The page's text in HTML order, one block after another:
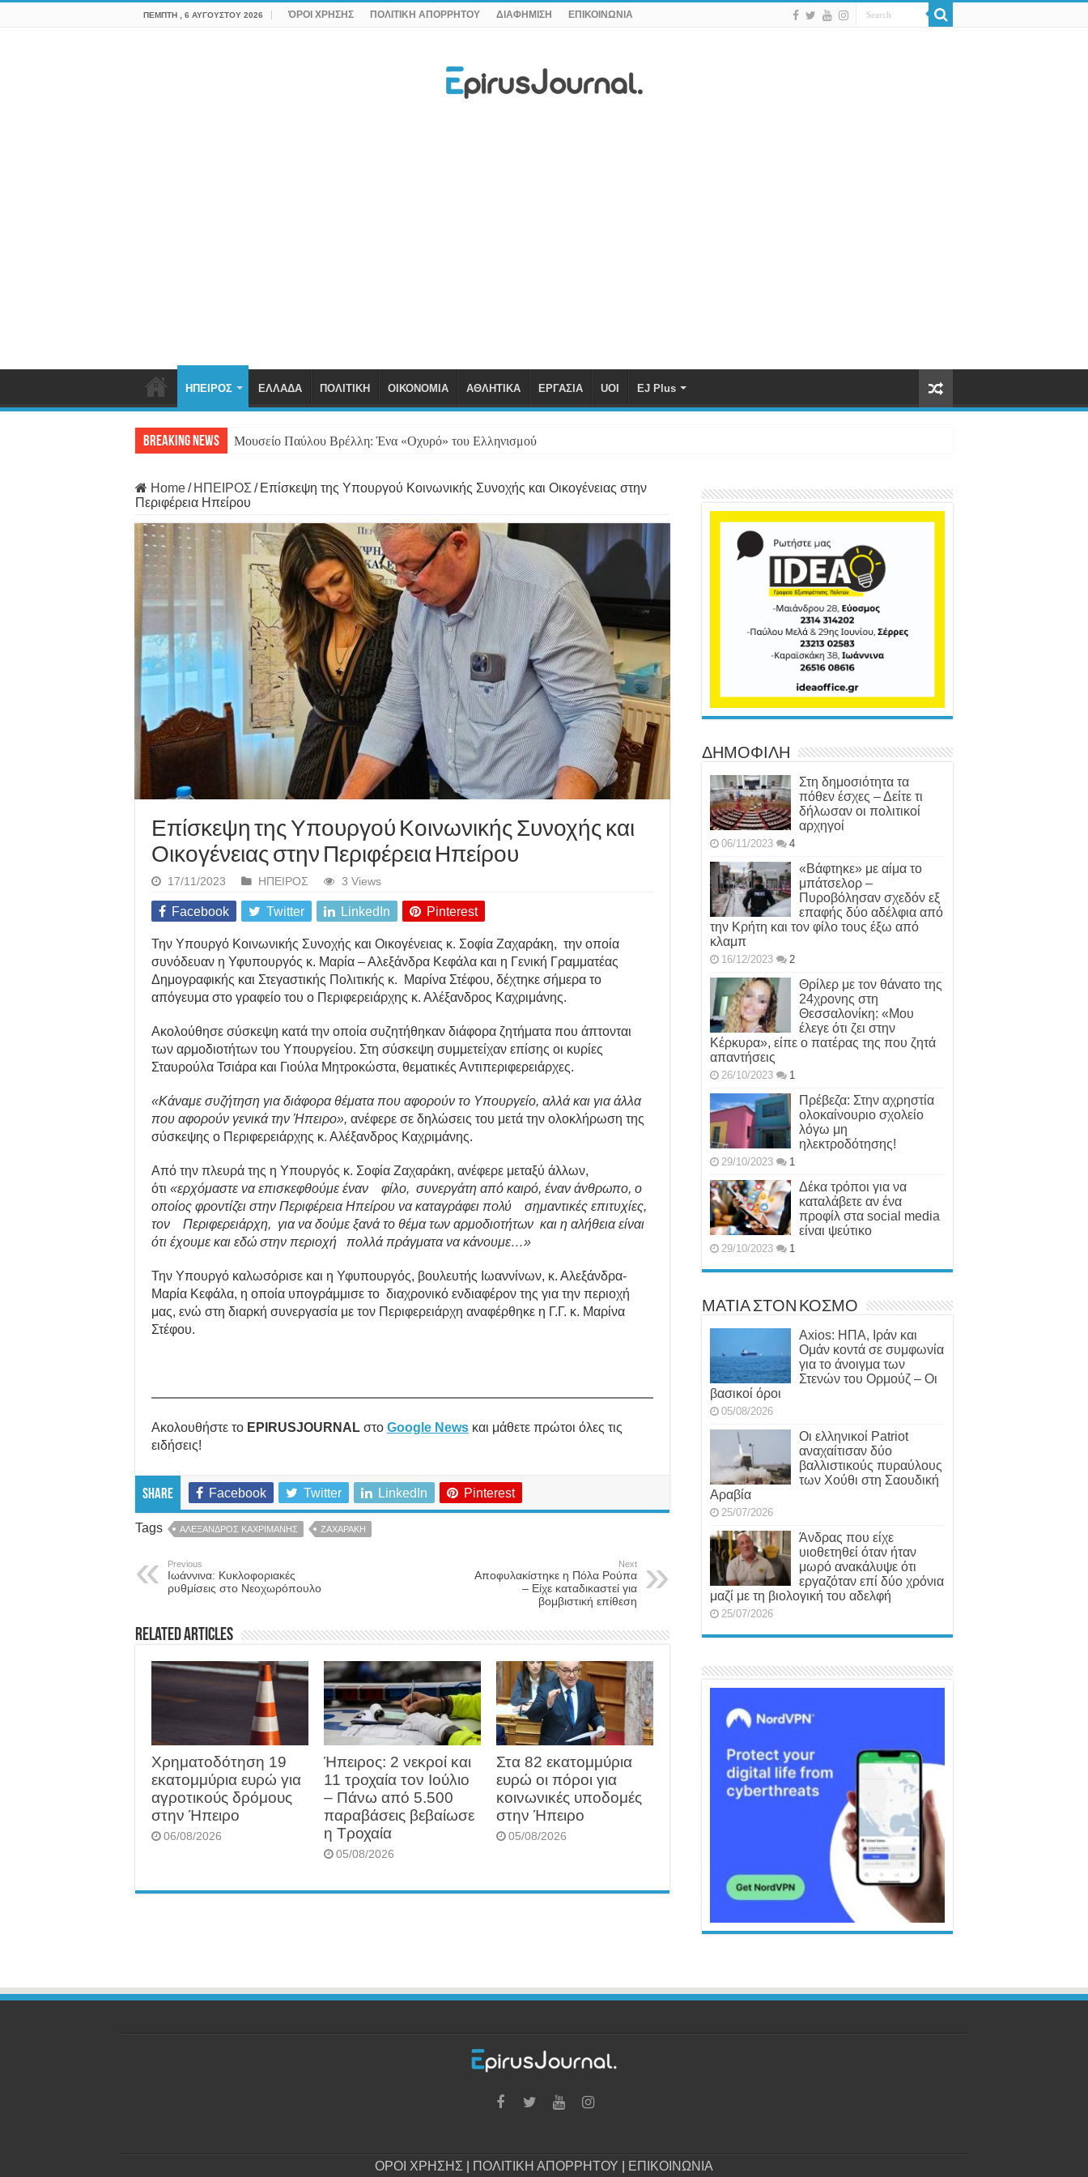
ΠΈΜΠΤΗ , 6 ΑΥΓΟΎΣΤΟΥ 2026 ΌΡΟΙ ΧΡΗΣΗΣ ΠΟΛΙΤΙΚΗ ΑΠΟΡΡΗΤΟΥ ΔΙΑΦΗΜΙΣΗ ΕΠΙΚΟΙΝΩΝΙΑ
ΗΠΕΙΡΟΣ ΕΛΛΑΔΑ ΠΟΛΙΤΙΚΗ ΟΙΚΟΝΟΜΙΑ ΑΘΛΗΤΙΚΑ ΕΡΓΑΣΙΑ UOI EJ Plus
Breaking News Μουσείο Παύλου Βρέλλη: Ένα «Οχυρό» του Ελληνισμού
Home/ ΗΠΕΙΡΟΣ / Επίσκεψη της Υπουργού Κοινωνικής Συνοχής και Οικογένειας στην
Περιφέρεια Ηπείρου
Επίσκεψη της Υπουργού Κοινωνικής Συνοχής και
Οικογένειας στην Περιφέρεια Ηπείρου
17/11/2023 ΗΠΕΙΡΟΣ 3 Views
Facebook Twitter LinkedIn Pinterest
Την Υπουργό Κοινωνικής Συνοχής και Οικογένειας κ. Σοφία Ζαχαράκη, την οποία
συνόδευαν η Υφυπουργός κ. Μαρία – Αλεξάνδρα Κεφάλα και η Γενική Γραμματέας
Δημογραφικής και Στεγαστικής Πολιτικής κ. Μαρίνα Στέφου, δέχτηκε σήμερα το
απόγευμα στο γραφείο του ο Περιφερειάρχης κ. Αλέξανδρος Καχριμάνης.
Ακολούθησε σύσκεψη κατά την οποία συζητήθηκαν διάφορα ζητήματα που άπτονται
των αρμοδιοτήτων του Υπουργείου. Στη σύσκεψη συμμετείχαν επίσης οι κυρίες
Σταυρούλα Τσιάρα και Γιούλα Μητροκώστα, θεματικές Αντιπεριφερειάρχες.
«Κάναμε συζήτηση για διάφορα θέματα που αφορούν το Υπουργείο, αλλά και για άλλα
που αφορούν γενικά την Ήπειρο», ανέφερε σε δηλώσεις του μετά την ολοκλήρωση της
σύσκεψης ο Περιφερειάρχης κ. Αλέξανδρος Καχριμάνης.
Από την πλευρά της η Υπουργός κ. Σοφία Ζαχαράκη, ανέφερε μεταξύ άλλων,
ότι «ερχόμαστε να επισκεφθούμε έναν φίλο, συνεργάτη από καιρό, έναν άνθρωπο, ο
οποίος φροντίζει στην Περιφέρεια Ηπείρου να καταγράφει πολύ σημαντικές επιτυχίες,
τον Περιφερειάρχη, για να δούμε ξανά το θέμα των αρμοδιοτήτων και η αλήθεια είναι
ότι έχουμε και εδώ στην περιοχή πολλά πράγματα να κάνουμε…»
Την Υπουργό καλωσόρισε και η Υφυπουργός, βουλευτής Ιωαννίνων, κ. Αλεξάνδρα-
Μαρία Κεφάλα, η οποία υπογράμμισε το διαχρονικό ενδιαφέρον της για την περιοχή
μας, ενώ στη διαρκή συνεργασία με τον Περιφερειάρχη αναφέρθηκε η Γ.Γ. κ. Μαρίνα
Στέφου.
Ακολουθήστε το EPIRUSJOURNAL στο Google News και μάθετε πρώτοι όλες τις
ειδήσεις!
Share Facebook Twitter LinkedIn Pinterest
Tags ΑΛΕΞΑΝΔΡΟΣ ΚΑΧΡΙΜΑΝΗΣ ΖΑΧΑΡΑΚΗ
Previous
Ιωάννινα: Κυκλοφοριακές
ρυθμίσεις στο Νεοχωρόπουλο
Next
Αποφυλακίστηκε η Πόλα Ρούπα
– Είχε καταδικαστεί για
βομβιστική επίθεση
Related Articles
Χρηματοδότηση 19
εκατομμύρια ευρώ για
αγροτικούς δρόμους
στην Ήπειρο
06/08/2026
Ήπειρος: 2 νεκροί και
11 τροχαία τον Ιούλιο
– Πάνω από 5.500
παραβάσεις βεβαίωσε
η Τροχαία
05/08/2026
Στα 82 εκατομμύρια
ευρώ οι πόροι για
κοινωνικές υποδομές
στην Ήπειρο
05/08/2026
ΔΗΜΟΦΙΛΗ
Στη δημοσιότητα τα
πόθεν έσχες – Δείτε τι
δήλωσαν οι πολιτικοί
αρχηγοί
06/11/2023 4
«Βάφτηκε» με αίμα το
μπάτσελορ –
Πυροβόλησαν σχεδόν εξ
επαφής δύο αδέλφια από
την Κρήτη και τον φίλο τους έξω από
κλαμπ
16/12/2023 2
Θρίλερ με τον θάνατο της
24χρονης στη
Θεσσαλονίκη: «Μου
έλεγε ότι ζει στην
Κέρκυρα», είπε ο πατέρας της που ζητά
απαντήσεις
26/10/2023 1
Πρέβεζα: Στην αχρηστία
ολοκαίνουριο σχολείο
λόγω μη
ηλεκτροδότησης!
29/10/2023 1
Δέκα τρόποι για να
καταλάβετε αν ένα
προφίλ στα social media
είναι ψεύτικο
29/10/2023 1
ΜΑΤΙΑ ΣΤΟΝ ΚΟΣΜΟ
Axios: ΗΠΑ, Ιράν και
Ομάν κοντά σε συμφωνία
για το άνοιγμα των
Στενών του Ορμούζ – Οι
βασικοί όροι
05/08/2026
Οι ελληνικοί Patriot
αναχαίτισαν δύο
βαλλιστικούς πυραύλους
των Χούθι στη Σαουδική
Αραβία
25/07/2026
Άνδρας που είχε
υιοθετηθεί όταν ήταν
μωρό ανακάλυψε ότι
εργαζόταν επί δύο χρόνια
μαζί με τη βιολογική του αδελφή
25/07/2026
ΟΡΟΙ ΧΡΗΣΗΣ ΠΟΛΙΤΙΚΗ ΑΠΟΡΡΗΤΟΥ ΕΠΙΚΟΙΝΩΝΙΑ